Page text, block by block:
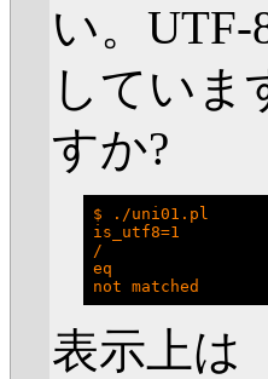
い。
していま
すか?
$ ./uni01.pl
is_utf8=1
/
eq
表示上は